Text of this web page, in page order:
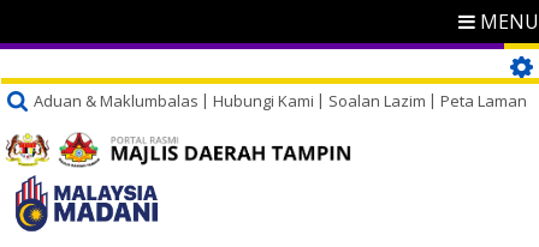
MENU
Aduan & Maklumbalas Hubungi Kami Soalan Lazim Peta Laman